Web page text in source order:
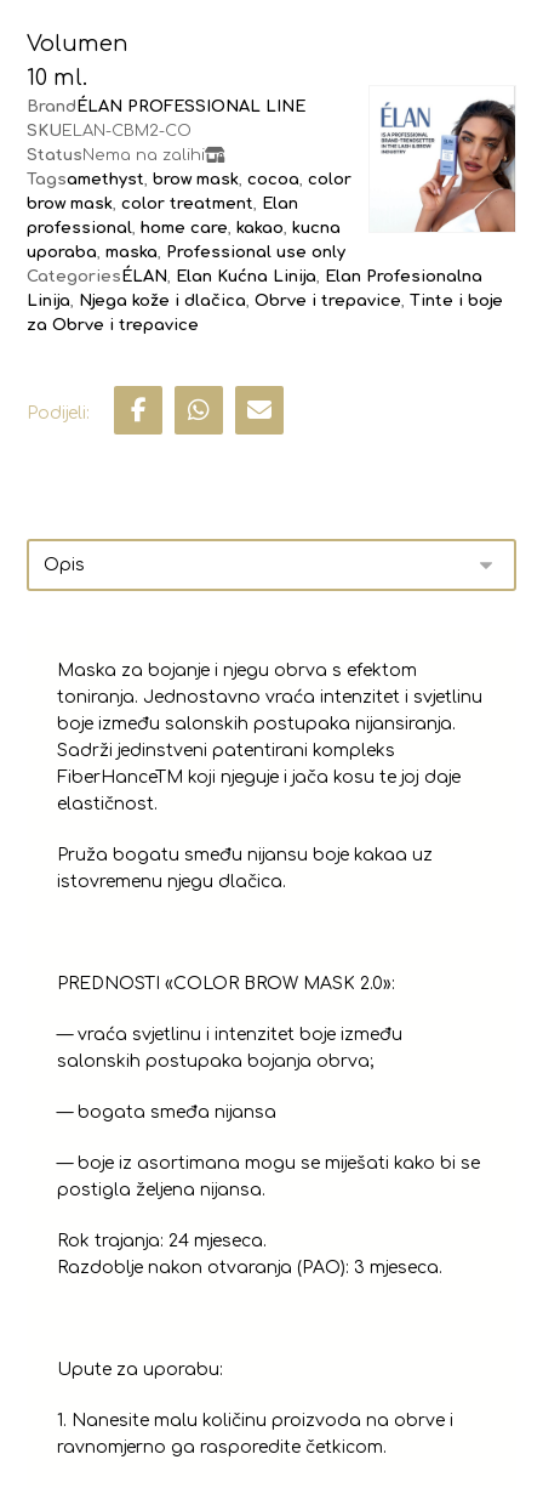
Volumen
10 ml.
Brand ÉLAN PROFESSIONAL LINE
SKU ELAN-CBM2-CO
Status Nema na zalihi
Tagsamethyst,brow mask,cocoa,color
brow mask,color treatment, Elan
professional,home care, kakao, kucna
uporaba,maska, Professional use only
Categories ÉLAN, Elan Kućna Linija, Elan Profesionalna
Linija, Njega kože i dlačica,Obrve i trepavice, Tinte i boje
za Obrve i trepavice
Maska za bojanje i njegu obrva s efektom
toniranja. Jednostavno vraća intenzitet i svjetlinu
boje između salonskih postupaka nijansiranja.
Sadrži jedinstveni patentirani kompleks
FiberHanceTM koji njeguje i jača kosu te joj daje
elastičnost.
Pruža bogatu smeđu nijansu boje kakaa uz
istovremenu njegu dlačica.
PREDNOSTI «COLOR BROW MASK 2.0»:
— vraća svjetlinu i intenzitet boje između
salonskih postupaka bojanja obrva;
— bogata smeđa nijansa
— boje iz asortimana mogu se miješati kako bi se
postigla željena nijansa.
Rok trajanja: 24 mjeseca.
Razdoblje nakon otvaranja (PAO): 3 mjeseca.
Upute za uporabu:
1. Nanesite malu količinu proizvoda na obrve i
ravnomjerno ga rasporedite četkicom.